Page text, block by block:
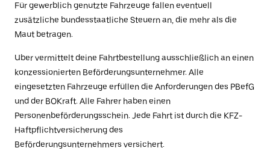
Für gewerblich genutzte Fahrzeuge fallen eventuell
zusätzliche bundesstaatliche Steuern an, die mehr als die
Maut betragen.
Uber vermittelt deine Fahrtbestellung ausschließlich an einen
konzessionierten Beförderungsunternehmer. Alle
eingesetzten Fahrzeuge erfüllen die Anforderungen des PBefG
und der BOKraft. Alle Fahrer haben einen
Personenbeförderungsschein. Jede Fahrt ist durch die KFZ-
Haftpflichtversicherung des
Beförderungsunternehmers versichert.